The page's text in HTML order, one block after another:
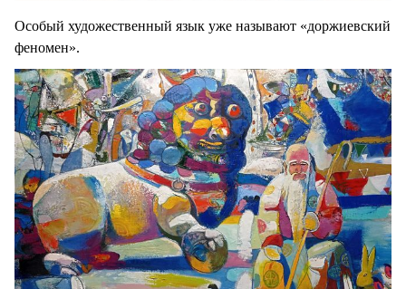
Особый художественный язык уже называют «доржиевский
феномен».